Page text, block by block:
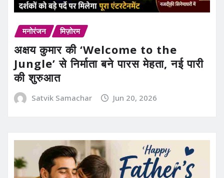
मनोरंजन मिज़ोरम
अक्षय कुमार की ‘Welcome to the
Jungle’ से निर्माता बने पारस मेहता, नई पारी
की शुरुआत
Satvik Samachar Jun 20, 2026